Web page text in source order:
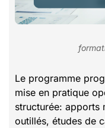
Le programme
mise en pratique
structurée: apports
outillés, études de